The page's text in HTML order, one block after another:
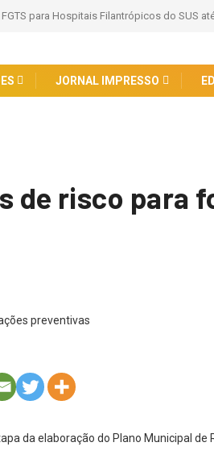
para Hospitais Filantrópicos do SUS
JORNAL IMPRESSO
de risco para
da elaboração do Plano Municipal de